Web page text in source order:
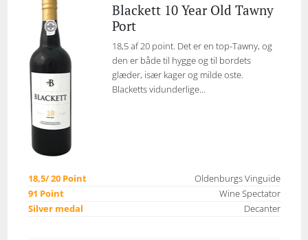
Blackett 10 Year Old Tawny
Port
18,5 af 20 point. Det er en top-Tawny, og
den er både til hygge og til bordets
glæder, især kager og milde oste.
Blacketts vidunderlige...
18,5/ 20 Point
Oldenburgs Vinguide
91 Point
Wine Spectator
Silver medal
Decanter